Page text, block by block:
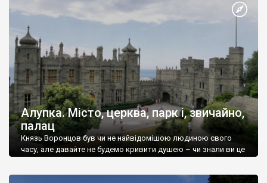
Алупка. Місто, церква, парк і, звичайно,
палац
Князь Воронцов був чи не найвідомішою людиною свого
часу, але давайте не будемо кривити душею – чи знали ви це